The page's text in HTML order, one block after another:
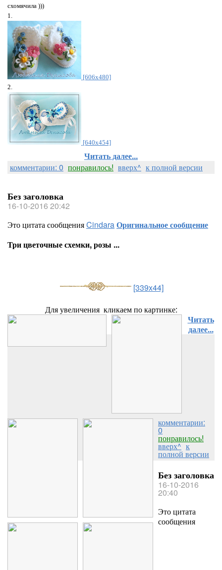
схомячила )))
1.
[606x480]
2.
[640x454]
Читать далее...
комментарии: 0 понравилось! вверх^ к полной версии
Без заголовка
16-10-2016 20:42
Это цитата сообщенияCindaraОригинальное сообщение
Три цветочные схемки, розы ...
[339x44]
Для увеличения кликаем по картинке:
Читать
далее...
комментарии:
0
понравилось!
вверх^ к
полной версии
Без заголовка
16-10-2016
20:40
Это цитата
сообщения